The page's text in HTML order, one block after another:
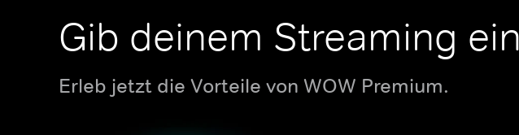
Gib deinem Streaming
Erleb jetzt die Vorteile von WOW Premium.